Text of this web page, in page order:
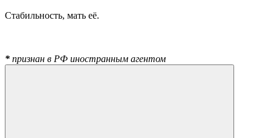
Стабильность, мать её.
* признан в РФ иностранным агентом